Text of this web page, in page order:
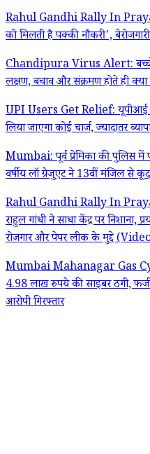
Rahul Gandhi Rally In
को मिलती है पक्की नौकरी',
Chandipura Virus Alert: बच्चों
लक्षण, बचाव और संक्रमण होते ही
UPI Users Get Relief: यूपीआई
लिया जाएगा कोई चार्ज, ज्यादातर
Mumbai: पूर्व प्रेमिका की पुलिस
वर्षीय लॉ ग्रेजुएट ने 13वीं मंजिल से
Rahul Gandhi Rally In
राहुल गांधी ने साधा केंद्र पर निशाना,
रोजगार और पेपर लीक के मुद्दे
Mumbai Mahanagar Gas
4.98 लाख रुपये की साइबर ठगी,
आरोपी गिरफ्तार